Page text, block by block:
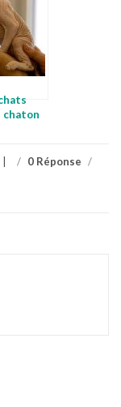
chaton
/ 0 Réponse /